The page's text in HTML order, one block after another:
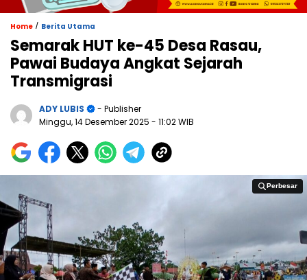
Home / Berita Utama
Semarak HUT ke-45 Desa Rasau,
Pawai Budaya Angkat Sejarah
Transmigrasi
ADY LUBIS
- Publisher
Minggu, 14 Desember 2025 - 11:02 WIB
Perbesar
Perbesar